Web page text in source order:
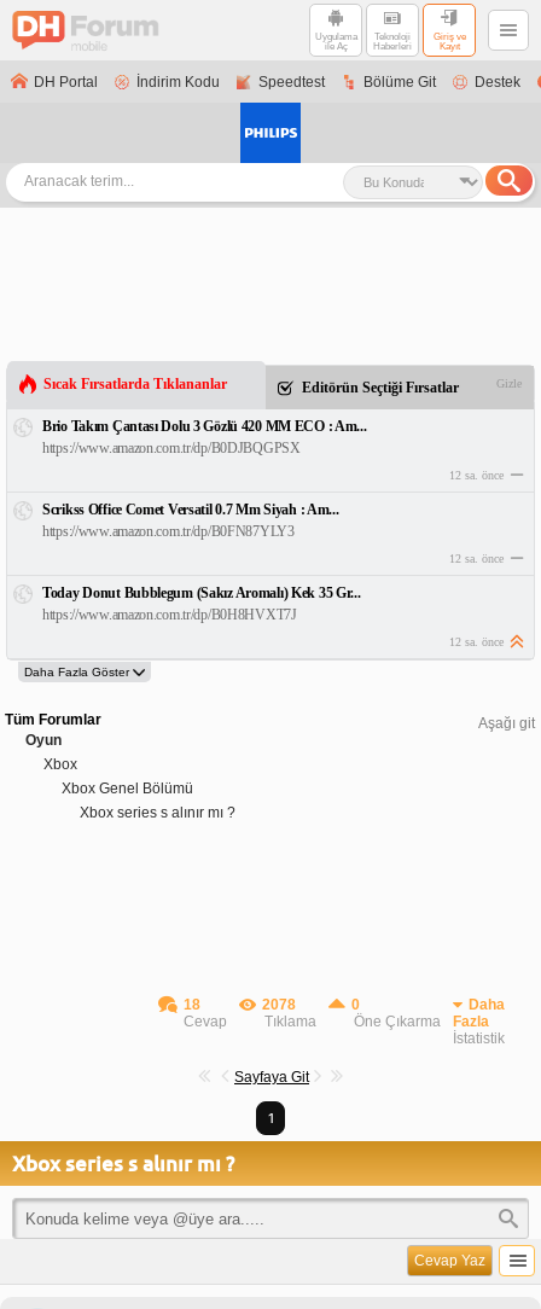
Uygulama
ile Aç
Teknoloji
Haberleri
Giriş ve
Kayıt
DH Portal İndirim Kodu Speedtest Bölüme Git Destek
Sıcak Fırsatlarda Tıklananlar Editörün Seçtiği Fırsatlar Gizle
Brio Takım Çantası Dolu 3 Gözlü 420 MM ECO : Am...
https://www.amazon.com.tr/dp/B0DJBQGPSX
12 sa. önce
Scrikss Office Comet Versatil 0.7 Mm Siyah : Am...
https://www.amazon.com.tr/dp/B0FN87YLY3
12 sa. önce
Today Donut Bubblegum (Sakız Aromalı) Kek 35 Gr...
https://www.amazon.com.tr/dp/B0H8HVXT7J
12 sa. önce
Aşağı git
Tüm Forumlar
Oyun
Xbox
Xbox Genel Bölümü
Xbox series s alınır mı ?
18
Cevap
2078
Tıklama
0
Öne Çıkarma
Daha
Fazla
İstatistik
Sayfaya Git
1
Xbox series s alınır mı ?
Cevap Yaz